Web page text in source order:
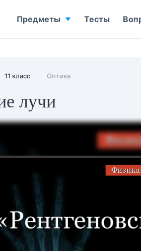
11 класс Оптика
лучи
Предметы Тесты